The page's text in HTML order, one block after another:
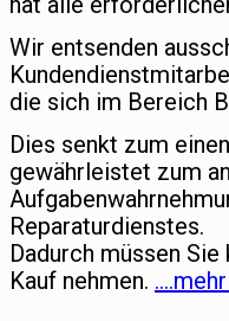
Wir entsenden
die sich im Bereich
Dies senkt zum
gewährleistet zum
Reparaturdienstes.
Dadurch müssen
Kauf nehmen.